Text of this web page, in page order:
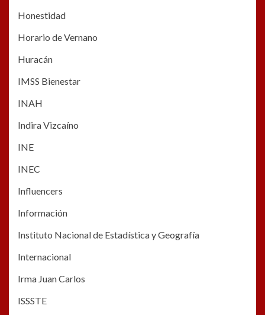
Honestidad
Horario de Vernano
Huracán
IMSS Bienestar
INAH
Indira Vizcaíno
INE
INEC
Influencers
Información
Instituto Nacional de Estadística y Geografía
Internacional
Irma Juan Carlos
ISSSTE